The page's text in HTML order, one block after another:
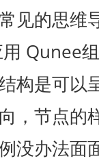
见的思维
Qunee
构是可以
，节点的
没办法面